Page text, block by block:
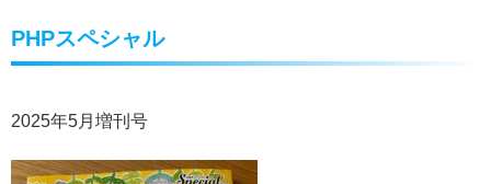
PHPスペシャル
2025年5月増刊号